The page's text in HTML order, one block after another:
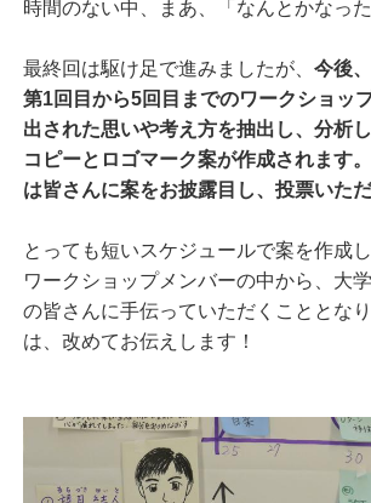
時間のない中、まあ、「なんとかなっ
最終回は駆け足で進みましたが、今後
第1回目から5回目までのワークショッ
出された思いや考え方を抽出し、分析
コピーとロゴマーク案が作成されます
は皆さんに案をお披露目し、投票いただ
とっても短いスケジュールで案を作成
ワークショップメンバーの中から、大
の皆さんに手伝っていただくこととな
は、改めてお伝えします！